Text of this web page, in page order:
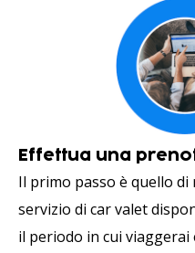
Effettua una
Il primo passo è quello
servizio di car valet
il periodo in cui viaggerai